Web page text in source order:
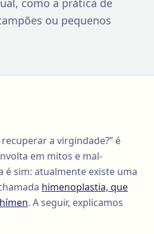
como a prática de
ou pequenos
a virgindade?” é
em mitos e mal-
é sim: atualmente existe uma
himenoplastia, que
. A seguir, explicamos